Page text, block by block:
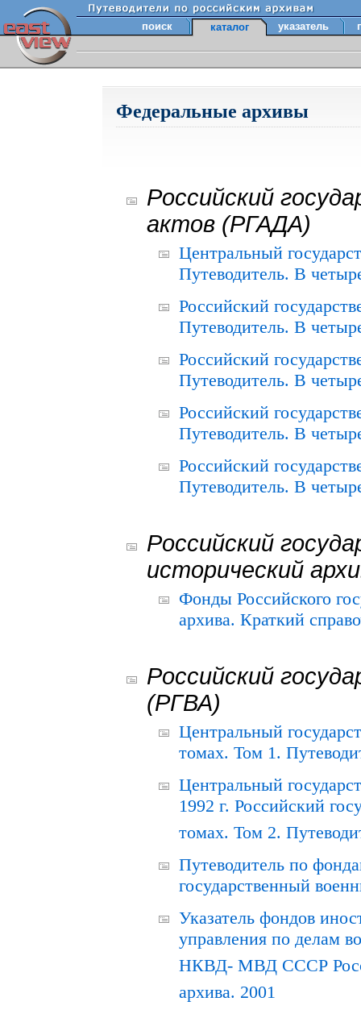
поиск каталог указатель
Федеральные архивы
Российский
актов (РГАДА)
Центральный
Путеводитель. В
Российский
Путеводитель. В
Российский
Путеводитель. В
Российский
Путеводитель. В
Российский
Путеводитель. В
Российский
исторический
Фонды Российского
архива. Краткий
Российский
(РГВА)
Центральный
томах. Том 1.
Центральный
1992 г. Российский
томах. Том 2.
Путеводитель по
государственный
Указатель фондов
управления по делам
НКВД- МВД СССР
архива. 2001